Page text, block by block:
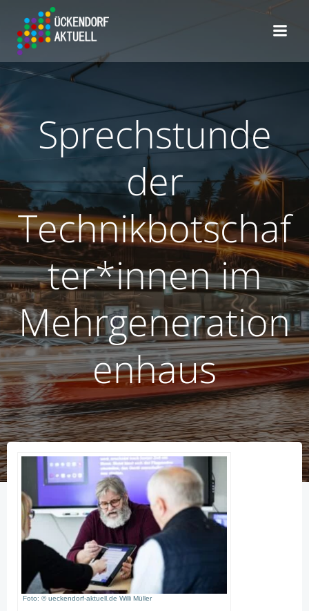
Sprechstunde
der
Technikbotschaf
ter*innen im
Mehrgeneration
enhaus
Foto: © ueckendorf-aktuell.de Willi Müller